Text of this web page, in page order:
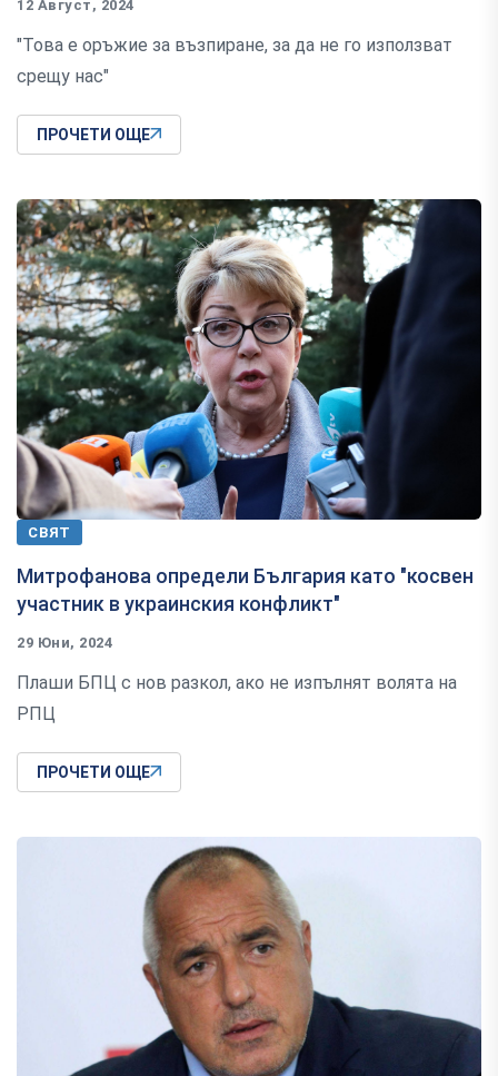
12 Август, 2024
"Това е оръжие за възпиране, за да не го използват
срещу нас"
ПРОЧЕТИ ОЩЕ
СВЯТ
Митрофанова определи България като "косвен
участник в украинския конфликт"
29 Юни, 2024
Плаши БПЦ с нов разкол, ако не изпълнят волята на
РПЦ
ПРОЧЕТИ ОЩЕ